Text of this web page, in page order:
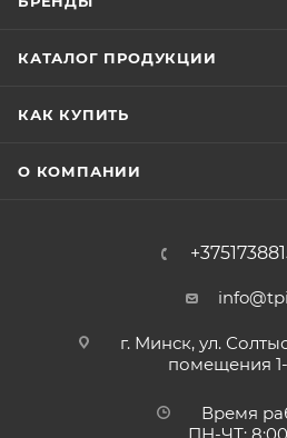
КАТАЛОГ ПРОДУКЦИИ
КАК КУПИТЬ
О КОМПАНИИ
г. Минск, ул.
помещения
Время